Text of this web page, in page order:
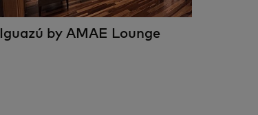
Iguazú by AMAE Lounge